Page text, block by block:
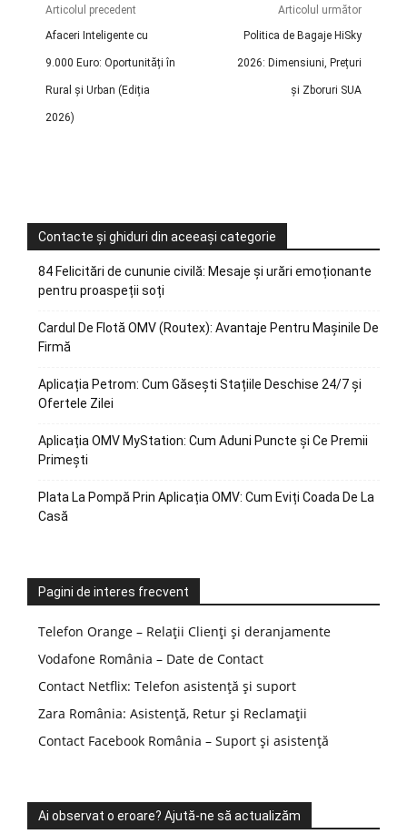
Articolul precedent
Afaceri Inteligente cu
9.000 Euro: Oportunități în
Rural și Urban (Ediția
2026)
Articolul următor
Politica de Bagaje HiSky
2026: Dimensiuni, Prețuri
și Zboruri SUA
Contacte și ghiduri din aceeași categorie
84 Felicitări de cununie civilă: Mesaje și urări emoționante
pentru proaspeții soți
Cardul De Flotă OMV (Routex): Avantaje Pentru Mașinile De
Firmă
Aplicația Petrom: Cum Găsești Stațiile Deschise 24/7 și
Ofertele Zilei
Aplicația OMV MyStation: Cum Aduni Puncte și Ce Premii
Primești
Plata La Pompă Prin Aplicația OMV: Cum Eviți Coada De La
Casă
Pagini de interes frecvent
Telefon Orange – Relații Clienți și deranjamente
Vodafone România – Date de Contact
Contact Netflix: Telefon asistență și suport
Zara România: Asistență, Retur și Reclamații
Contact Facebook România – Suport și asistență
Ai observat o eroare? Ajută-ne să actualizăm